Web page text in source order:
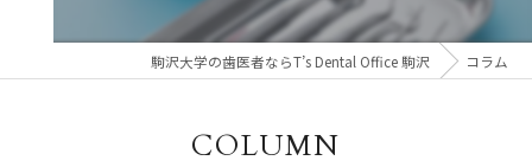
駒沢大学の歯医者ならT’s Dental Office 駒沢 コラム
COLUMN